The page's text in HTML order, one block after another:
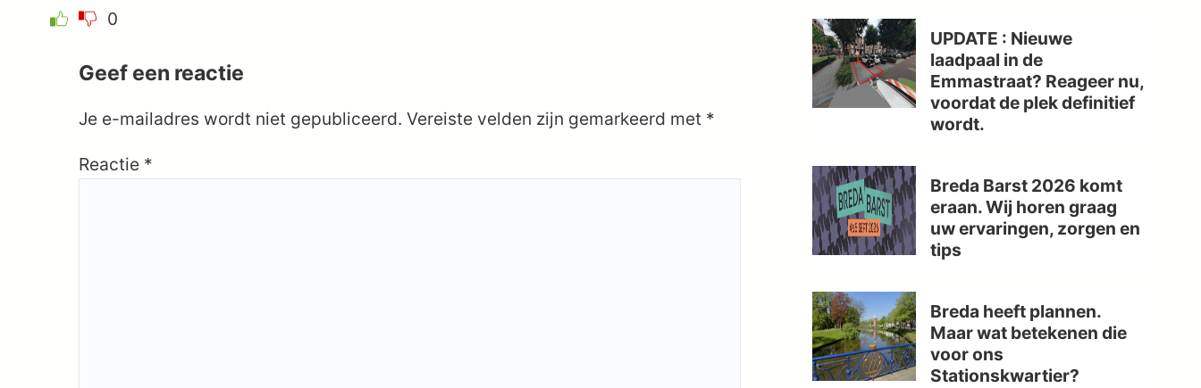
0
Geef een reactie
Je e-mailadres wordt niet gepubliceerd. Vereiste velden zijn gemarkeerd met *
Reactie *
UPDATE : Nieuwe
laadpaal in de
Emmastraat? Reageer nu,
voordat de plek definitief
wordt.
Breda Barst 2026 komt
eraan. Wij horen graag
uw ervaringen, zorgen en
tips
Breda heeft plannen.
Maar wat betekenen die
voor ons
Stationskwartier?